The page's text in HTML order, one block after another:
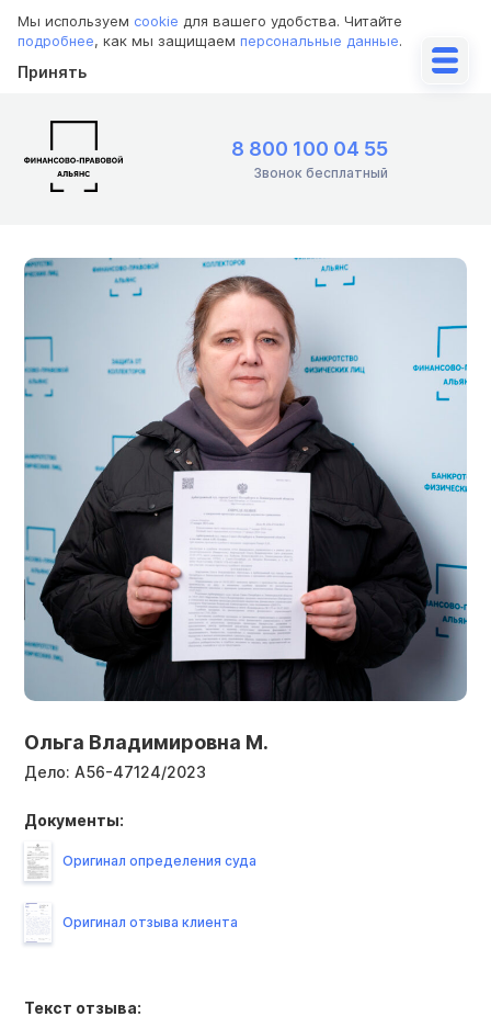
Мы используем cookie для вашего удобства. Читайте
подробнее, как мы защищаем персональные данные.
Принять
8 800 100 04 55
Звонок бесплатный
Ольга Владимировна М.
Дело: А56-47124/2023
Текст отзыва:
Документы:
Оригинал определения суда
Оригинал отзыва клиента